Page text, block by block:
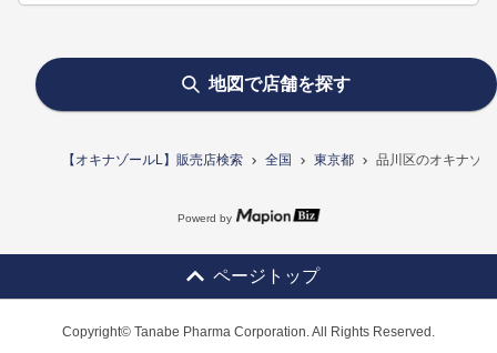
【オキナゾールL】販売店検索 全国 東京都 品川区のオキナゾ
地図で店舗を探す
Powerd by
ページトップ
Copyright© Tanabe Pharma Corporation. All Rights Reserved.